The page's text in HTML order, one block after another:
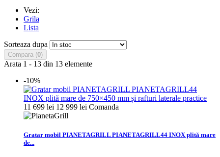
Vezi:
Grila
Lista
Sorteaza dupa
Compara (0)
Arata 1 - 13 din 13 elemente
-10%
11 699 lei 12 999 lei Comanda
Gratar mobil PIANETAGRILL PIANETAGRILL44 INOX plită mare
de...